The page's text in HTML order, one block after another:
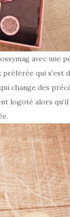
avec une
qui s’est
change des
logoté alors